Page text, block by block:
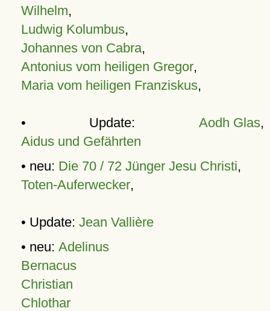
Wilhelm,
Ludwig Kolumbus,
Johannes von Cabra,
Antonius vom heiligen Gregor,
Maria vom heiligen Franziskus,
• Update: Aodh Glas,
Aidus und Gefährten
• neu: Die 70 / 72 Jünger Jesu Christi,
Toten-Auferwecker,
• Update: Jean Vallière
• neu: Adelinus
Bernacus
Christian
Chlothar